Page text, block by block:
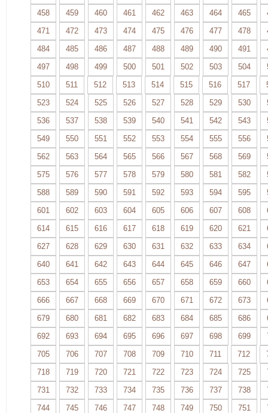
458
459 460 461 462 463 464 465
471
472 473 474 475 476 477 478
484
485 486 487 488 489 490 491
497
498 499 500 501 502 503 504
510
511 512 513 514 515 516 517
523
524 525 526 527 528 529 530
536
537 538 539 540 541 542 543
549
550 551 552 553 554 555 556
562
563 564 565 566 567 568 569
575
576 577 578 579 580 581 582
588
589 590 591 592 593 594 595
601
602 603 604 605 606 607 608
614
615 616 617 618 619 620 621
627
628 629 630 631 632 633 634
640
641 642 643 644 645 646 647
653
654 655 656 657 658 659 660
666
667 668 669 670 671 672 673
679
680 681 682 683 684 685 686
692
693 694 695 696 697 698 699
705
706 707 708 709 710 711 712
718
719 720 721 722 723 724 725
731
732 733 734 735 736 737 738
744
745 746 747 748 749 750 751